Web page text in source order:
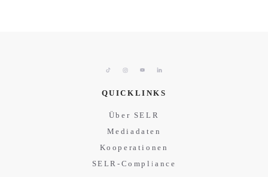
QUICKLINKS
Über SELR
Mediadaten
Kooperationen
SELR-Compliance